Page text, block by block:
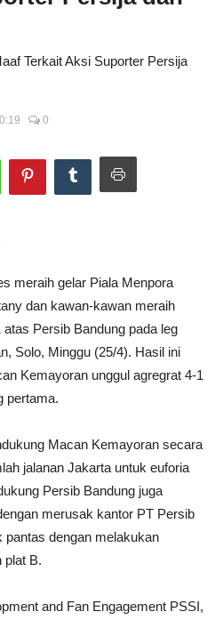
Terkait Aksi Suporter Persija
0
meraih gelar Piala Menpora
dan kawan-kawan meraih
Persib Bandung pada leg
Solo, Minggu (25/4). Hasil ini
Kemayoran unggul agregrat 4-1
pertama.
Macan Kemayoran secara
jalanan Jakarta untuk euforia
Persib Bandung juga
merusak kantor PT Persib
pantas dengan melakukan
plat B.
and Fan Engagement PSSI,